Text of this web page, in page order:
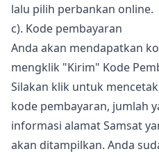
lalu pilih perbankan online.
c). Kode pembayaran
Anda akan mendapatkan
mengklik "Kirim" Kode
Silakan klik untuk
kode pembayaran, jumlah
informasi alamat Samsat
akan ditampilkan. Anda